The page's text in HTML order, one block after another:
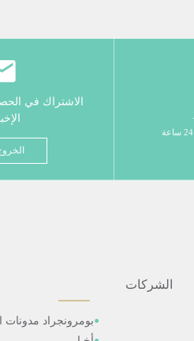
الاشتراك في
الشركات
بومرونجراد مدونات